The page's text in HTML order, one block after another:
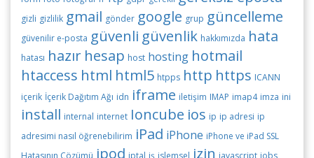
gizli gizlilik gmail gönder google grup güncelleme
güvenilir e-posta güvenli güvenlik hakkımızda hata
hatası hazır hesap host hosting hotmail
htaccess html html5 htpps http https ICANN
içerik İçerik Dağıtım Ağı idn iframe iletişim IMAP imap4 imza ini
install internal internet Ioncube ios ip ip adresi ip
adresimi nasıl öğrenebilirim iPad iPhone iPhone ve iPad SSL
Hatasının Çözümü ipod iptal iş islemsel izin javascript jobs